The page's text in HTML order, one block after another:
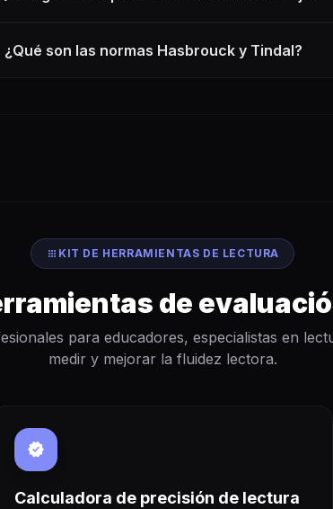
¿Qué son las normas Hasbrouck y Tindal?
apps KIT DE HERRAMIENTAS DE LECTURA
de
para educadores, especialistas en
medir y mejorar la fluidez lectora.
verified
Calculadora de precisión de lectura